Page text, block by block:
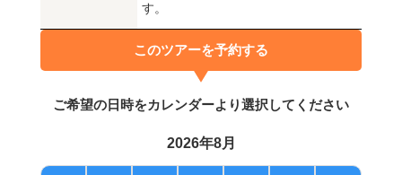
す。
このツアーを予約する
ご希望の日時をカレンダーより選択してください
2026年8月